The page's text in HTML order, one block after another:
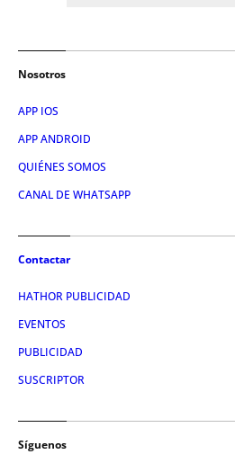
Nosotros
APP IOS
APP ANDROID
QUIÉNES SOMOS
CANAL DE WHATSAPP
Contactar
HATHOR PUBLICIDAD
EVENTOS
PUBLICIDAD
SUSCRIPTOR
Síguenos